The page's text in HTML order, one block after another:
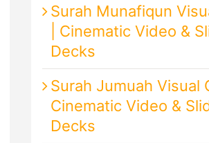
Surah Munafiqun
| Cinematic Video &
Decks
Surah Jumuah Visual
Cinematic Video &
Decks